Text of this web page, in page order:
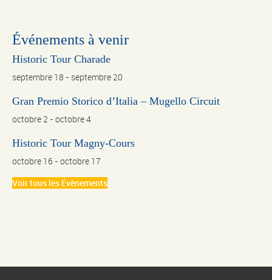
Événements à venir
Historic Tour Charade
septembre 18 - septembre 20
Gran Premio Storico d’Italia – Mugello Circuit
octobre 2 - octobre 4
Historic Tour Magny-Cours
octobre 16 - octobre 17
Voir tous les Évènements